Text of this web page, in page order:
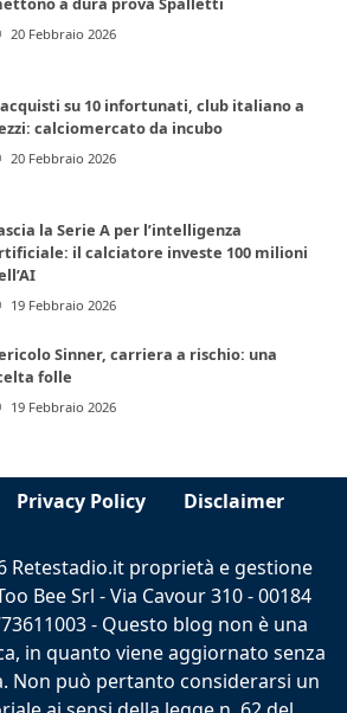
20 Febbraio 2026
su 10 infortunati, club italiano a
calciomercato da incubo
20 Febbraio 2026
la Serie A per l’intelligenza
il calciatore investe 100 milioni
19 Febbraio 2026
Sinner, carriera a rischio: una
folle
19 Febbraio 2026
Privacy Policy Disclaimer
Retestadio.it proprietà e gestione
Bee Srl - Via Cavour 310 - 00184
- Questo blog non è una
in quanto viene aggiornato senza
Non può pertanto considerarsi un